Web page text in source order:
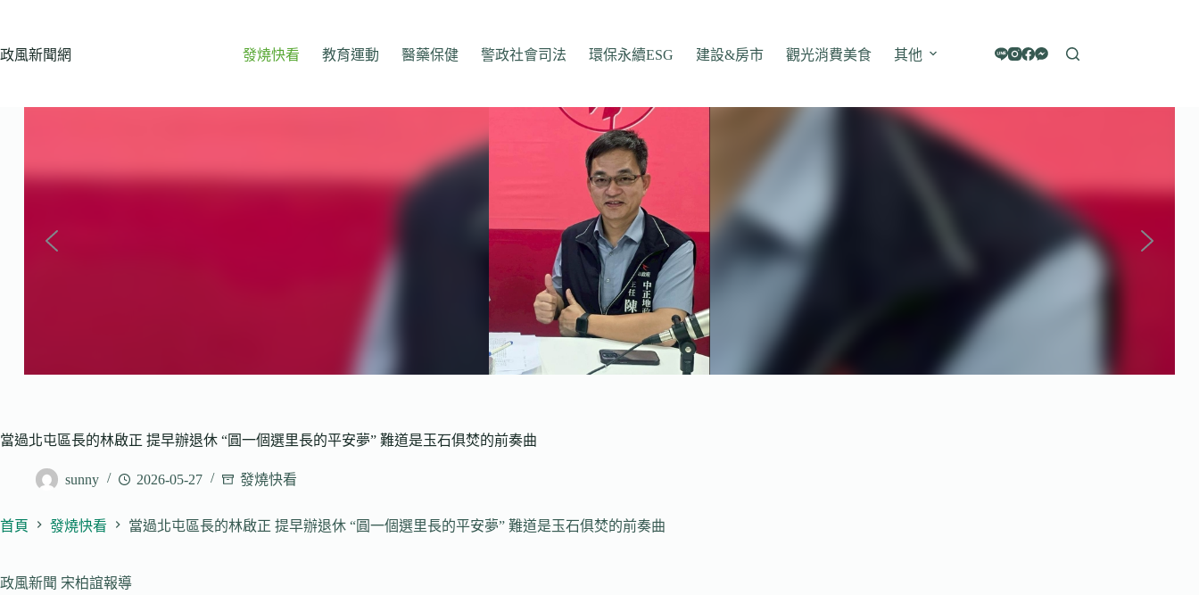
主
政風新聞網 發燒快看 教育運動 醫藥保健 警政社會司法 環保永續ESG 建設&房市 觀光消費美食 其他
當過北屯區長的林啟正 提早辦退休 “圓一個選里長的平安夢” 難道是玉石俱焚的前奏曲
sunny 2026-05-27 發燒快看
首頁 發燒快看 當過北屯區長的林啟正 提早辦退休 “圓一個選里長的平安夢” 難道是玉石俱焚的前奏曲
政風新聞 宋柏誼報導